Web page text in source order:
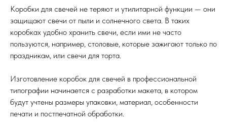
Коробки для свечей не теряют и утилитарной функции — они
защищают свечи от пыли и солнечного света. В таких
коробках удобно хранить свечи, если ими не часто
пользуются, например, столовые, которые зажигают только по
праздникам, или свечи для торта.
Изготовление коробок для свечей в профессиональной
типографии начинается с разработки макета, в котором
будут учтены размеры упаковки, материал, особенности
печати и постпечатной обработки.